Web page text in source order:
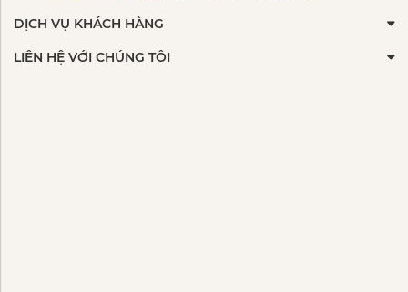
DỊCH VỤ KHÁCH HÀNG
LIÊN HỆ VỚI CHÚNG TÔI